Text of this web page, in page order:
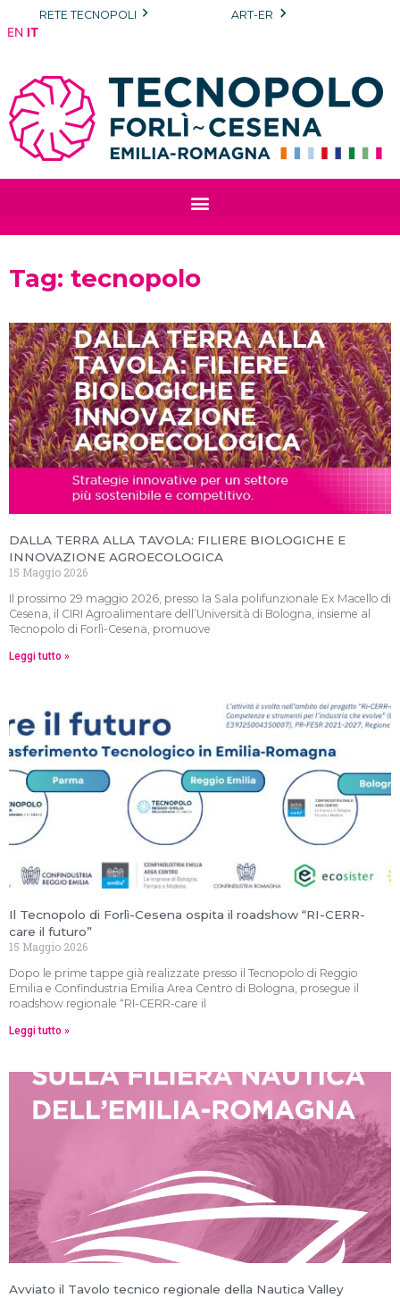
al
RETE TECNOPOLI ART-ER
EN IT
Tag: tecnopolo
DALLA TERRA ALLA TAVOLA: FILIERE BIOLOGICHE E
INNOVAZIONE AGROECOLOGICA
15 Maggio 2026
Il prossimo 29 maggio 2026, presso la Sala polifunzionale Ex Macello di
Cesena, il CIRI Agroalimentare dell’Università di Bologna, insieme al
Tecnopolo di Forlì-Cesena, promuove
Leggi tutto »
Il Tecnopolo di Forlì-Cesena ospita il roadshow “RI-CERR-
care il futuro”
15 Maggio 2026
Dopo le prime tappe già realizzate presso il Tecnopolo di Reggio
Emilia e Confindustria Emilia Area Centro di Bologna, prosegue il
roadshow regionale “RI-CERR-care il
Leggi tutto »
Avviato il Tavolo tecnico regionale della Nautica Valley
Pagina
PaginaPaginaPaginaPagina